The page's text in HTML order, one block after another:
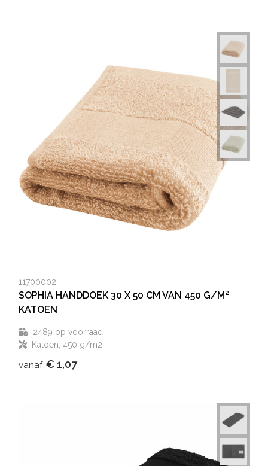
11700002
SOPHIA HANDDOEK 30 X 50 CM VAN 450 G/M²
KATOEN
2489 op voorraad
Katoen, 450 g/m2
vanaf € 1,07